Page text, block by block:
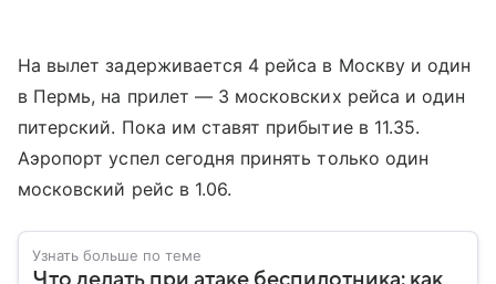
На вылет задерживается 4 рейса в Москву и один
в Пермь, на прилет — 3 московских рейса и один
питерский. Пока им ставят прибытие в 11.35.
Аэропорт успел сегодня принять только один
московский рейс в 1.06.
Узнать больше по теме